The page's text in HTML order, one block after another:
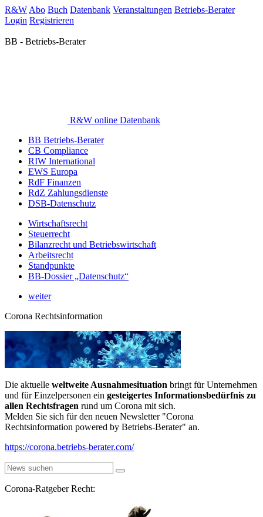
R&W Abo Buch Datenbank Veranstaltungen Betriebs-Berater
Login Registrieren
BB - Betriebs-Berater
R&W online Datenbank
BB Betriebs-Berater
CB Compliance
RIW International
EWS Europa
RdF Finanzen
RdZ Zahlungsdienste
DSB-Datenschutz
Wirtschaftsrecht
Steuerrecht
Bilanzrecht und Betriebswirtschaft
Arbeitsrecht
Standpunkte
BB-Dossier „Datenschutz“
weiter
Corona Rechtsinformation
Die aktuelle weltweite Ausnahmesituation bringt für Unternehmen
und für Einzelpersonen ein gesteigertes Informationsbedürfnis zu
allen Rechtsfragen rund um Corona mit sich.
Melden Sie sich für den neuen Newsletter "Corona
Rechtsinformation powered by Betriebs-Berater" an.
https://corona.betriebs-berater.com/
Corona-Ratgeber Recht: